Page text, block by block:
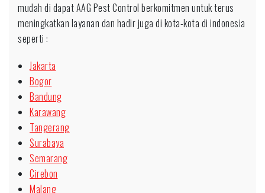
mudah di dapat AAG Pest Control berkomitmen untuk terus
meningkatkan layanan dan hadir juga di kota-kota di indonesia
seperti :
Jakarta
Bogor
Bandung
Karawang
Tangerang
Surabaya
Semarang
Cirebon
Malang